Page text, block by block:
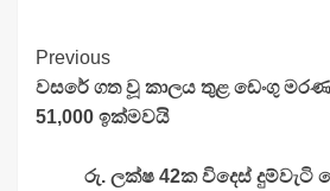
Continue
Reading
Previous
වසරේ ගත වූ කාලය තුළ ඩෙංගු
51,000 ඉක්මවයි
රු. ලක්ෂ 42ක විදෙස් දුම්වැටි